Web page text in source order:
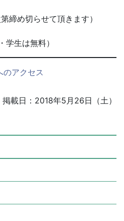
締め切らせて頂きます）
生は無料）
のアクセス
掲載日：2018年5月26日（土）